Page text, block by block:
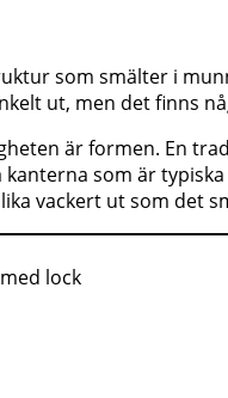
som smälter i
ut, men det finns
är formen. En
som är
vackert ut som det